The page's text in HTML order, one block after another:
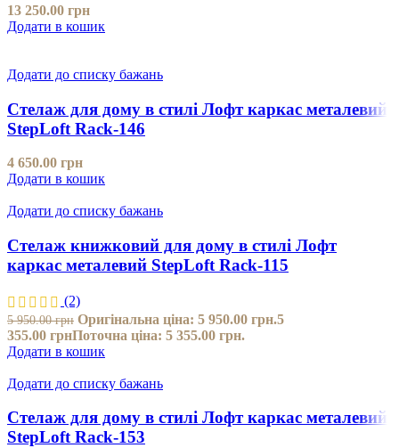
13 250.00 грн
Додати в кошик
Додати до списку бажань
Стелаж для дому в стилі Лофт каркас металевий
StepLoft Rack-146
4 650.00 грн
Додати в кошик
Додати до списку бажань
Стелаж книжковий для дому в стилі Лофт
каркас металевий StepLoft Rack-115
(2)
5 950.00грн Оригінальна ціна: 5 950.00 грн.5
355.00 грнПоточна ціна: 5 355.00 грн.
Додати в кошик
Додати до списку бажань
Стелаж для дому в стилі Лофт каркас металевий
StepLoft Rack-153